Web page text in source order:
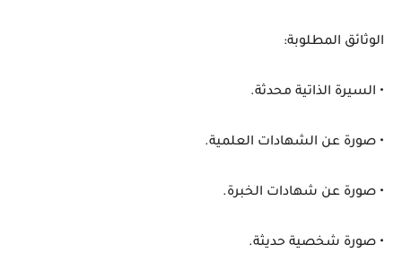
الوثائق المطلوبة:
• السيرة الذاتية محدثة.
• صورة عن الشهادات العلمية.
• صورة عن شهادات الخبرة.
• صورة شخصية حديثة.